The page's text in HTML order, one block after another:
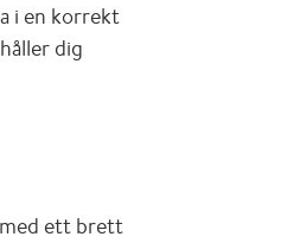
i en korrekt
dig
ett brett